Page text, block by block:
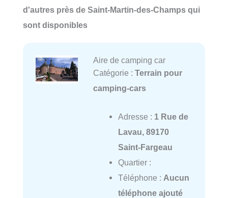
d'autres près de Saint-Martin-des-Champs qui
sont disponibles
Aire de camping car
Catégorie : Terrain pour
camping-cars
Adresse : 1 Rue de
Lavau, 89170
Saint-Fargeau
Quartier :
Téléphone : Aucun
téléphone ajouté